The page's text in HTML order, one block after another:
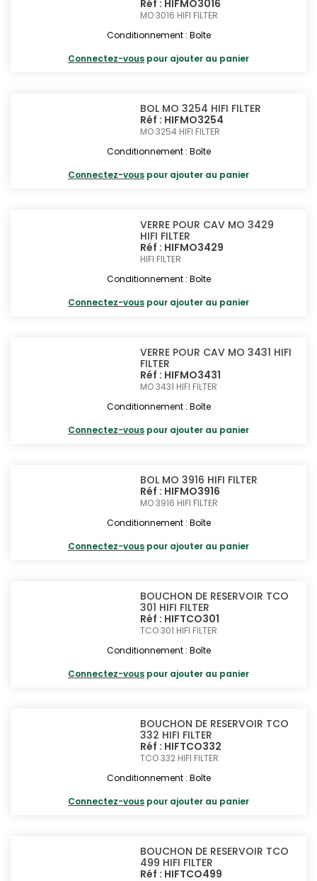
Réf : HIFMO3016
MO 3016 HIFI FILTER
Conditionnement : Boîte
Connectez-vous pour ajouter au panier
BOL MO 3254 HIFI FILTER
Réf : HIFMO3254
MO 3254 HIFI FILTER
Conditionnement : Boîte
Connectez-vous pour ajouter au panier
VERRE POUR CAV MO 3429
HIFI FILTER
Réf : HIFMO3429
HIFI FILTER
Conditionnement : Boîte
Connectez-vous pour ajouter au panier
VERRE POUR CAV MO 3431 HIFI
FILTER
Réf : HIFMO3431
MO 3431 HIFI FILTER
Conditionnement : Boîte
Connectez-vous pour ajouter au panier
BOL MO 3916 HIFI FILTER
Réf : HIFMO3916
MO 3916 HIFI FILTER
Conditionnement : Boîte
Connectez-vous pour ajouter au panier
BOUCHON DE RESERVOIR TCO
301 HIFI FILTER
Réf : HIFTCO301
TCO 301 HIFI FILTER
Conditionnement : Boîte
Connectez-vous pour ajouter au panier
BOUCHON DE RESERVOIR TCO
332 HIFI FILTER
Réf : HIFTCO332
TCO 332 HIFI FILTER
Conditionnement : Boîte
Connectez-vous pour ajouter au panier
BOUCHON DE RESERVOIR TCO
499 HIFI FILTER
Réf : HIFTCO499